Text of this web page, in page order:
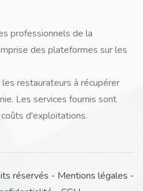
professionnels de la
des plateformes sur les
restaurateurs à récupérer
Les services fournis sont
d'exploitations.
réservés - Mentions légales -